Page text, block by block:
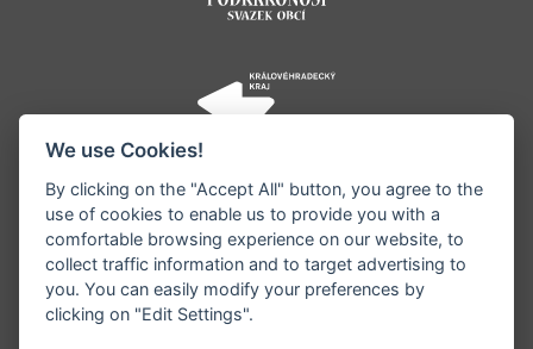
©1996 - 2026 Všechna práva vyhrazena serveru
We use Cookies!
By clicking on the "Accept All" button, you agree to the
use of cookies to enable us to provide you with a
comfortable browsing experience on our website, to
collect traffic information and to target advertising to
you. You can easily modify your preferences by
clicking on "Edit Settings".